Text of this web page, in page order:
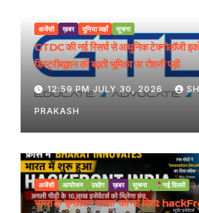
अजेंसी ख़बर दुनिया जहाँ सूचना
GTDC की नई रिसर्च से आधुनिक टेक्नोलॉजी
डिस्ट्रीब्यूशन की बढ़ती भूमिका पर रोशनी पड़ी
12:59 PM JULY 30, 2026
PRAKASH
अजेंसी आयोजन उद्योग ख़बर सूचना नई दिल्ली
भारत के ‘इनोवेशन दशक’ को नई दिशा: